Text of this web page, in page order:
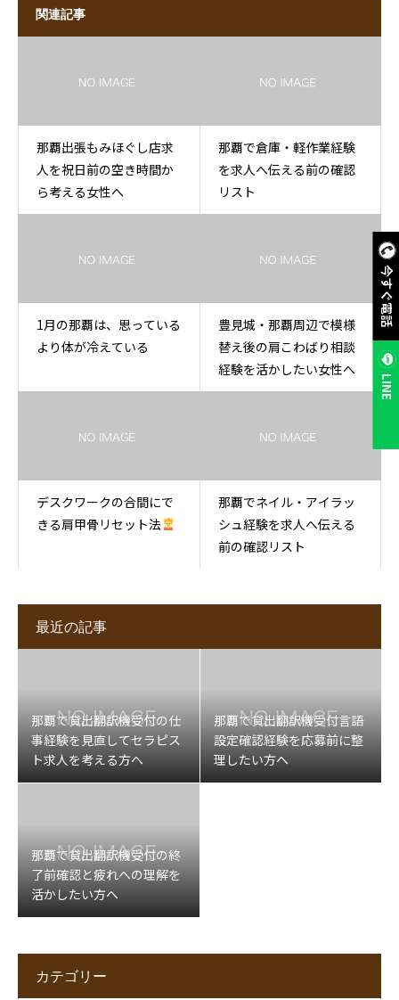
今すぐ電話
LINE
関連記事
那覇出張もみほぐし店求
人を祝日前の空き時間か
ら考える女性へ
那覇で倉庫・軽作業経験
を求人へ伝える前の確認
リスト
1月の那覇は、思っている
より体が冷えている
豊見城・那覇周辺で模様
替え後の肩こわばり相談
経験を活かしたい女性へ
デスクワークの合間にで
きる肩甲骨リセット法
那覇でネイル・アイラッ
シュ経験を求人へ伝える
前の確認リスト
最近の記事
那覇で貸出翻訳機受付の仕
事経験を見直してセラピス
ト求人を考える方へ
那覇で貸出翻訳機受付言語
設定確認経験を応募前に整
理したい方へ
那覇で貸出翻訳機受付の終
了前確認と疲れへの理解を
活かしたい方へ
カテゴリー